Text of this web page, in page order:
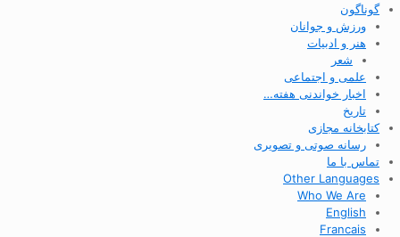
گوناگون
ورزش و جوانان
هنر و ادبیات
شعر
علمی و اجتماعی
اخبار خواندنی هفته…
تاریخ
کتابخانه مجازی
رسانه صوتی و تصویری
تماس با ما
Other Languages
Who We Are
English
Francais